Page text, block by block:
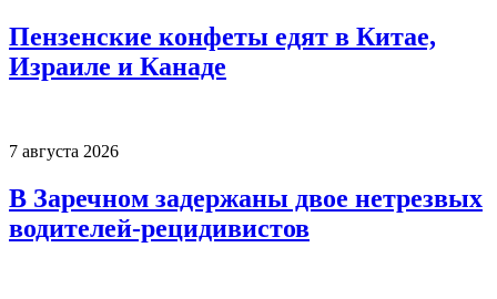
Пензенские конфеты едят в Китае,
Израиле и Канаде
7 августа 2026
В Заречном задержаны двое нетрезвых
водителей-рецидивистов